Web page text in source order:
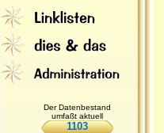
Der Datenbestand
umfaßt aktuell
1103